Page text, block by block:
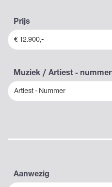
Prijs
€ 12.900,-
Muziek / Artiest - nummer
Artiest - Nummer
Aanwezig